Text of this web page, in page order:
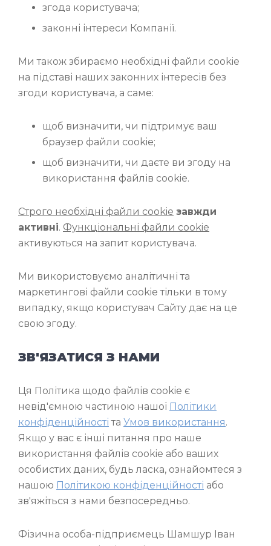
згода користувача;
законні інтереси Компанії.
Ми також збираємо необхідні файли cookie
на підставі наших законних інтересів без
згоди користувача, а саме:
щоб визначити, чи підтримує ваш
браузер файли cookie;
щоб визначити, чи даєте ви згоду на
використання файлів cookie.
Строго необхідні файли cookie завжди
активні. Функціональні файли cookie
активуються на запит користувача.
Ми використовуємо аналітичні та
маркетингові файли cookie тільки в тому
випадку, якщо користувач Сайту дає на це
свою згоду.
ЗВ'ЯЗАТИСЯ З НАМИ
Ця Політика щодо файлів cookie є
невід'ємною частиною нашої Політики
конфіденційності та Умов використання.
Якщо у вас є інші питання про наше
використання файлів cookie або ваших
особистих даних, будь ласка, ознайомтеся з
нашою Політикою конфіденційності або
зв'яжіться з нами безпосередньо.
Фізична особа-підприємець Шамшур Іван